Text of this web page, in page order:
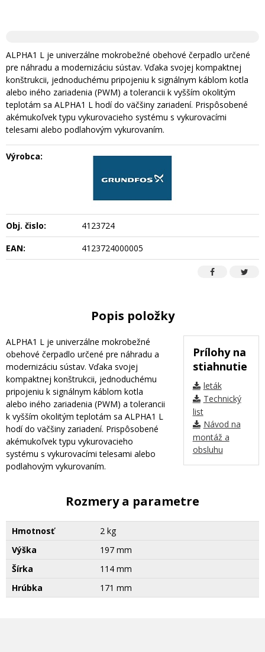
ALPHA1 L je univerzálne mokrobežné obehové čerpadlo určené
pre náhradu a modernizáciu sústav. Vďaka svojej kompaktnej
konštrukcii, jednoduchému pripojeniu k signálnym káblom kotla
alebo iného zariadenia (PWM) a tolerancii k vyšším okolitým
teplotám sa ALPHA1 L hodí do väčšiny zariadení. Prispôsobené
akémukoľvek typu vykurovacieho systému s vykurovacími
telesami alebo podlahovým vykurovaním.
Výrobca:
Obj. čislo:
4123724
EAN:
4123724000005
Popis položky
Prílohy na
stiahnutie
leták
Technický
list
Návod na
montáž a
obsluhu
ALPHA1 L je univerzálne mokrobežné
obehové čerpadlo určené pre náhradu a
modernizáciu sústav. Vďaka svojej
kompaktnej konštrukcii, jednoduchému
pripojeniu k signálnym káblom kotla
alebo iného zariadenia (PWM) a tolerancii
k vyšším okolitým teplotám sa ALPHA1 L
hodí do väčšiny zariadení. Prispôsobené
akémukoľvek typu vykurovacieho
systému s vykurovacími telesami alebo
podlahovým vykurovaním.
Rozmery a parametre
Hmotnosť
2 kg
Výška
197 mm
Šírka
114 mm
Hrúbka
171 mm